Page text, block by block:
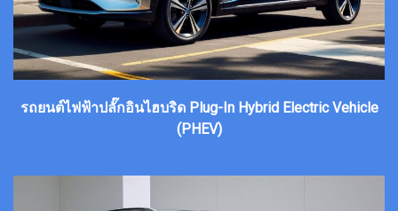
รถยนต์ไฟฟ้าปลั๊กอินไฮบริด Plug-In Hybrid Electric Vehicle
(PHEV)